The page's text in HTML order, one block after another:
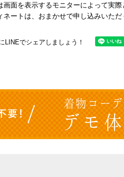
面を表示するモニターによって実
ートは、おまかせで申し込みいた
LINEでシェアしましょう！